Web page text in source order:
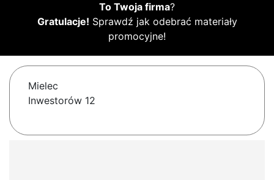
To Twoja firma?
Gratulacje! Sprawdź jak odebrać materiały
promocyjne!
Mielec
Inwestorów 12